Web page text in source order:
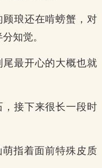
琅还在啃螃蟹，对
知觉。
最开心的大概也就
接下来很长一段时
指着面前特殊皮质